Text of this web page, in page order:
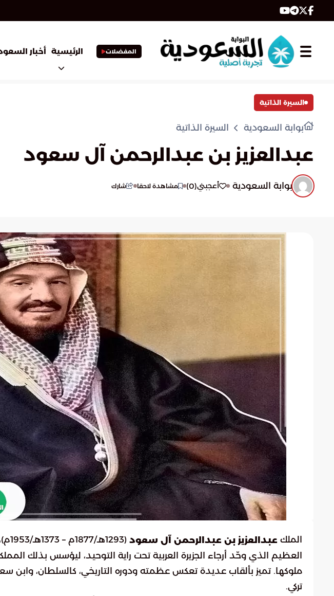
المفضلات الرئيسية أخبار
السيرة الذاتية
بوابة السعودية السيرة الذاتية
عبدالعزيز بن عبدالرحمن آل سعود
بوابة السعودية أعجبني(
0
) مشاهدة لاحقا شارك
الملك عبدالعزيز بن عبدالرحمن آل سعود
العظيم الذي وحّد أرجاء الجزيرة العربية تحت راية التوحيد، ليؤسس بذلك
ملوكها. تميز بألقاب عديدة تعكس عظمته ودوره التاريخي، كالسلطان، وابن
تركي.